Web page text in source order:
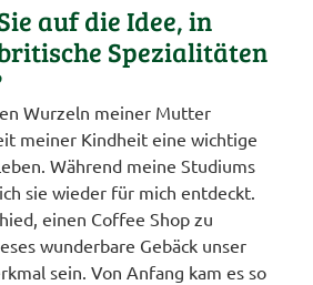
auf die Idee, in
Spezialitäten
Wurzeln meiner Mutter
meiner Kindheit eine wichtige
Während meine Studiums
sie wieder für mich entdeckt.
einen Coffee Shop zu
wunderbare Gebäck unser
sein. Von Anfang kam es so